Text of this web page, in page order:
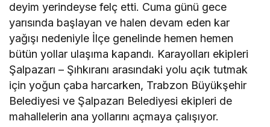
deyim yerindeyse felç etti. Cuma günü gece
yarısında başlayan ve halen devam eden kar
yağışı nedeniyle İlçe genelinde hemen hemen
bütün yollar ulaşıma kapandı. Karayolları ekipleri
Şalpazarı – Şıhkıranı arasındaki yolu açık tutmak
için yoğun çaba harcarken, Trabzon Büyükşehir
Belediyesi ve Şalpazarı Belediyesi ekipleri de
mahallelerin ana yollarını açmaya çalışıyor.